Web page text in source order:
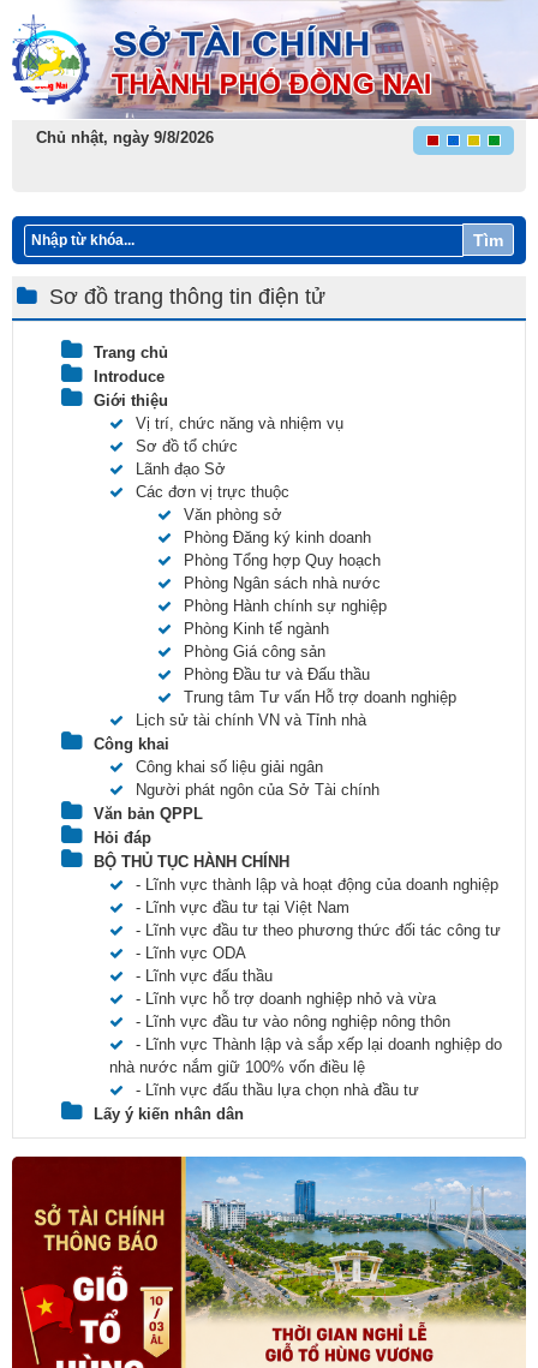
Chủ nhật, ngày 9/8/2026
Tìm
Sơ đồ trang thông tin điện tử
Trang chủ
Introduce
Giới thiệu
Vị trí, chức năng và nhiệm vụ
Sơ đồ tổ chức
Lãnh đạo Sở
Các đơn vị trực thuộc
Văn phòng sở
Phòng Đăng ký kinh doanh
Phòng Tổng hợp Quy hoạch
Phòng Ngân sách nhà nước
Phòng Hành chính sự nghiệp
Phòng Kinh tế ngành
Phòng Giá công sản
Phòng Đầu tư và Đấu thầu
Trung tâm Tư vấn Hỗ trợ doanh nghiệp
Lịch sử tài chính VN và Tỉnh nhà
Công khai
Công khai số liệu giải ngân
Người phát ngôn của Sở Tài chính
Văn bản QPPL
Hỏi đáp
BỘ THỦ TỤC HÀNH CHÍNH
- Lĩnh vực thành lập và hoạt động của doanh nghiệp
- Lĩnh vực đầu tư tại Việt Nam
- Lĩnh vực đầu tư theo phương thức đối tác công tư
- Lĩnh vực ODA
- Lĩnh vực đấu thầu
- Lĩnh vực hỗ trợ doanh nghiệp nhỏ và vừa
- Lĩnh vực đầu tư vào nông nghiệp nông thôn
- Lĩnh vực Thành lập và sắp xếp lại doanh nghiệp do
nhà nước nắm giữ 100% vốn điều lệ
- Lĩnh vực đấu thầu lựa chọn nhà đầu tư
Lấy ý kiến nhân dân